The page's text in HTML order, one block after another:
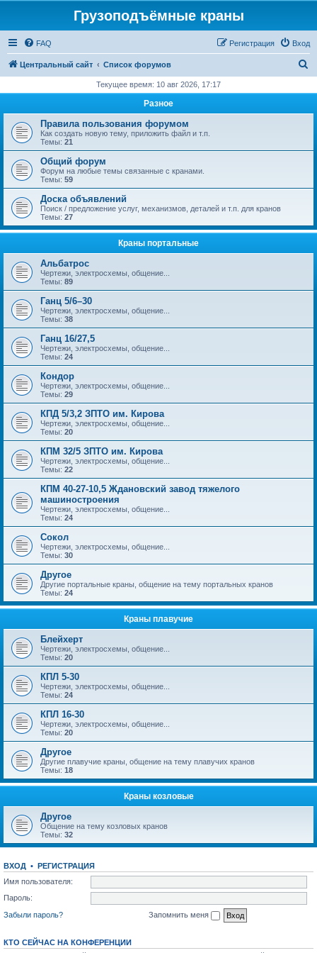
Грузоподъёмные краны
FAQ Вход
Регистрация
Центральный сайт Список форумов
с
Текущее время: 10 авг 2026, 17:17
Разное
Правила пользования форумом
Как создать новую тему, приложить файл и т.п.
Темы: 21
Общий форум
Форум на любые темы связанные с кранами.
Темы: 59
Доска объявлений
Поиск / предложение услуг, механизмов, деталей и т.п. для кранов
Темы: 27
Краны портальные
Альбатрос
Чертежи, электросхемы, общение...
Темы: 89
Ганц 5/6–30
Чертежи, электросхемы, общение...
Темы: 38
Ганц 16/27,5
Чертежи, электросхемы, общение...
Темы: 24
Кондор
Чертежи, электросхемы, общение...
Темы: 29
КПД 5/3,2 ЗПТО им. Кирова
Чертежи, электросхемы, общение...
Темы: 20
КПМ 32/5 ЗПТО им. Кирова
Чертежи, электросхемы, общение...
Темы: 22
КПМ 40-27-10,5 Ждановский завод тяжелого
машиностроения
Чертежи, электросхемы, общение...
Темы: 24
Сокол
Чертежи, электросхемы, общение...
Темы: 30
Другое
Другие портальные краны, общение на тему портальных кранов
Темы: 24
Краны плавучие
Блейхерт
Чертежи, электросхемы, общение...
Темы: 20
КПЛ 5-30
Чертежи, электросхемы, общение...
Темы: 24
КПЛ 16-30
Чертежи, электросхемы, общение...
Темы: 20
Другое
Другие плавучие краны, общение на тему плавучих кранов
Темы: 18
Краны козловые
Другое
Общение на тему козловых кранов
Темы: 32
ВХОД • РЕГИСТРАЦИЯ
Имя пользователя:
Пароль:
Забыли пароль?
Запомнить меня
КТО СЕЙЧАС НА КОНФЕРЕНЦИИ